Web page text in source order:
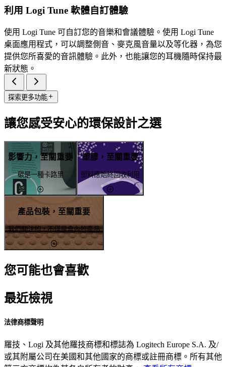
利用 Logi Tune 軟體自訂體驗
使用 Logi Tune 可自訂您的音樂和會議體驗。使用 Logi Tune
桌面應用程式，可以調整側音、麥克風音量以及等化器，為您
提供您所喜愛的音訊體驗。此外，也能讓您的耳機隨時保持最
新狀態。
探索更多功能
讓您感受安心的環保設計之選
影響力，至關重要
碳是一種卡路里
塑膠，至關重要
塑料應始終回收利用
產品包裝，至關重要
我們關注的，不僅是盒內的產品
您可能也會喜歡
最近檢視
法律商標聲明
羅技、Logi 及其他羅技商標和標誌為 Logitech Europe S.A. 及/
或其附屬公司在美國和其他國家的商標或註冊商標。所有其他